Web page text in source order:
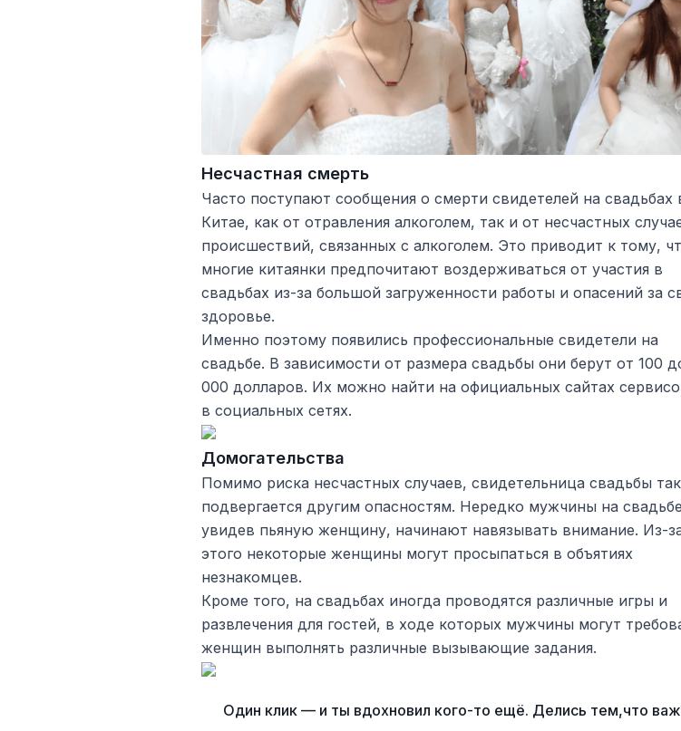
Несчастная смерть
Часто поступают сообщения о смерти свидетелей на свадьбах
Китае, как от отравления алкоголем, так и от несчастных
происшествий, связанных с алкоголем. Это приводит к тому,
многие китаянки предпочитают воздерживаться от участия в
свадьбах из-за большой загруженности работы и опасений за
здоровье.
Именно поэтому появились профессиональные свидетели на
свадьбе. В зависимости от размера свадьбы они берут от 100
000 долларов. Их можно найти на официальных сайтах
в социальных сетях.
Домогательства
Помимо риска несчастных случаев, свидетельница свадьбы
подвергается другим опасностям. Нередко мужчины на
увидев пьяную женщину, начинают навязывать внимание. Из-
этого некоторые женщины могут просыпаться в объятиях
незнакомцев.
Кроме того, на свадьбах иногда проводятся различные игры и
развлечения для гостей, в ходе которых мужчины могут
женщин выполнять различные вызывающие задания.